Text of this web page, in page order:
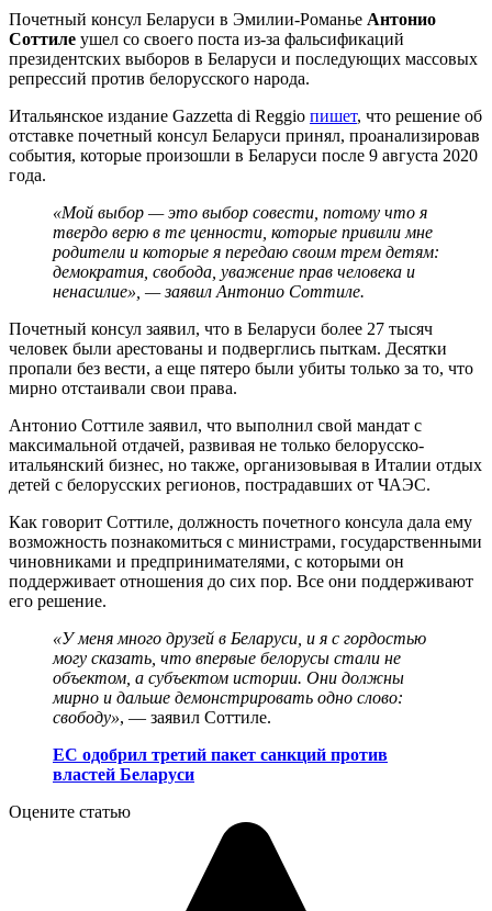
Почетный консул Беларуси в Эмилии-Романье Антонио
Соттиле ушел со своего поста из-за фальсификаций
президентских выборов в Беларуси и последующих массовых
репрессий против белорусского народа.
Итальянское издание Gazzetta di Reggio пишет, что решение об
отставке почетный консул Беларуси принял, проанализировав
события, которые произошли в Беларуси после 9 августа 2020
года.
«Мой выбор — это выбор совести, потому что я
твердо верю в те ценности, которые привили мне
родители и которые я передаю своим трем детям:
демократия, свобода, уважение прав человека и
ненасилие», — заявил Антонио Соттиле.
Почетный консул заявил, что в Беларуси более 27 тысяч
человек были арестованы и подверглись пыткам. Десятки
пропали без вести, а еще пятеро были убиты только за то, что
мирно отстаивали свои права.
Антонио Соттиле заявил, что выполнил свой мандат с
максимальной отдачей, развивая не только белорусско-
итальянский бизнес, но также, организовывая в Италии отдых
детей с белорусских регионов, пострадавших от ЧАЭС.
Как говорит Соттиле, должность почетного консула дала ему
возможность познакомиться с министрами, государственными
чиновниками и предпринимателями, с которыми он
поддерживает отношения до сих пор. Все они поддерживают
его решение.
«У меня много друзей в Беларуси, и я с гордостью
могу сказать, что впервые белорусы стали не
объектом, а субъектом истории. Они должны
мирно и дальше демонстрировать одно слово:
свободу», — заявил Соттиле.
ЕС одобрил третий пакет санкций против
властей Беларуси
Оцените статью